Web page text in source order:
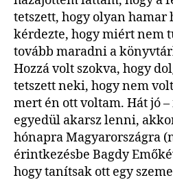
tetszett, hogy olyan hamar
kérdezte, hogy miért nem
tovább maradni a
Hozzá volt szokva, hogy
tetszett neki, hogy nem
mert én ott voltam. Hát jó
egyedül akarsz lenni,
hónapra Magyarországra
érintkezésbe Bagdy
hogy tanítsak ott egy